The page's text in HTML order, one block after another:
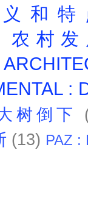
义和
: 农村
:
树倒下
(13) PAZ :